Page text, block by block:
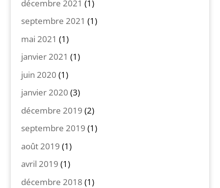
décembre 2021 (1)
septembre 2021 (1)
mai 2021 (1)
janvier 2021 (1)
juin 2020 (1)
janvier 2020 (3)
décembre 2019 (2)
septembre 2019 (1)
août 2019 (1)
avril 2019 (1)
décembre 2018 (1)